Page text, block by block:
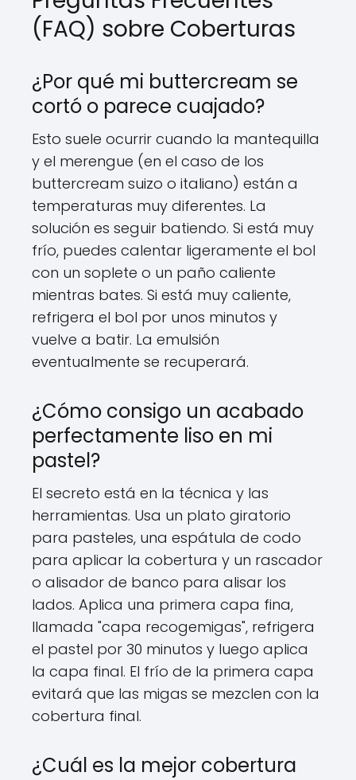
(FAQ) sobre Coberturas
¿Por qué mi buttercream se
cortó o parece cuajado?
Esto suele ocurrir cuando la mantequilla
y el merengue (en el caso de los
buttercream suizo o italiano) están a
temperaturas muy diferentes. La
solución es seguir batiendo. Si está muy
frío, puedes calentar ligeramente el bol
con un soplete o un paño caliente
mientras bates. Si está muy caliente,
refrigera el bol por unos minutos y
vuelve a batir. La emulsión
eventualmente se recuperará.
¿Cómo consigo un acabado
perfectamente liso en mi
pastel?
El secreto está en la técnica y las
herramientas. Usa un plato giratorio
para pasteles, una espátula de codo
para aplicar la cobertura y un rascador
o alisador de banco para alisar los
lados. Aplica una primera capa fina,
llamada "capa recogemigas", refrigera
el pastel por 30 minutos y luego aplica
la capa final. El frío de la primera capa
evitará que las migas se mezclen con la
cobertura final.
¿Cuál es la mejor cobertura